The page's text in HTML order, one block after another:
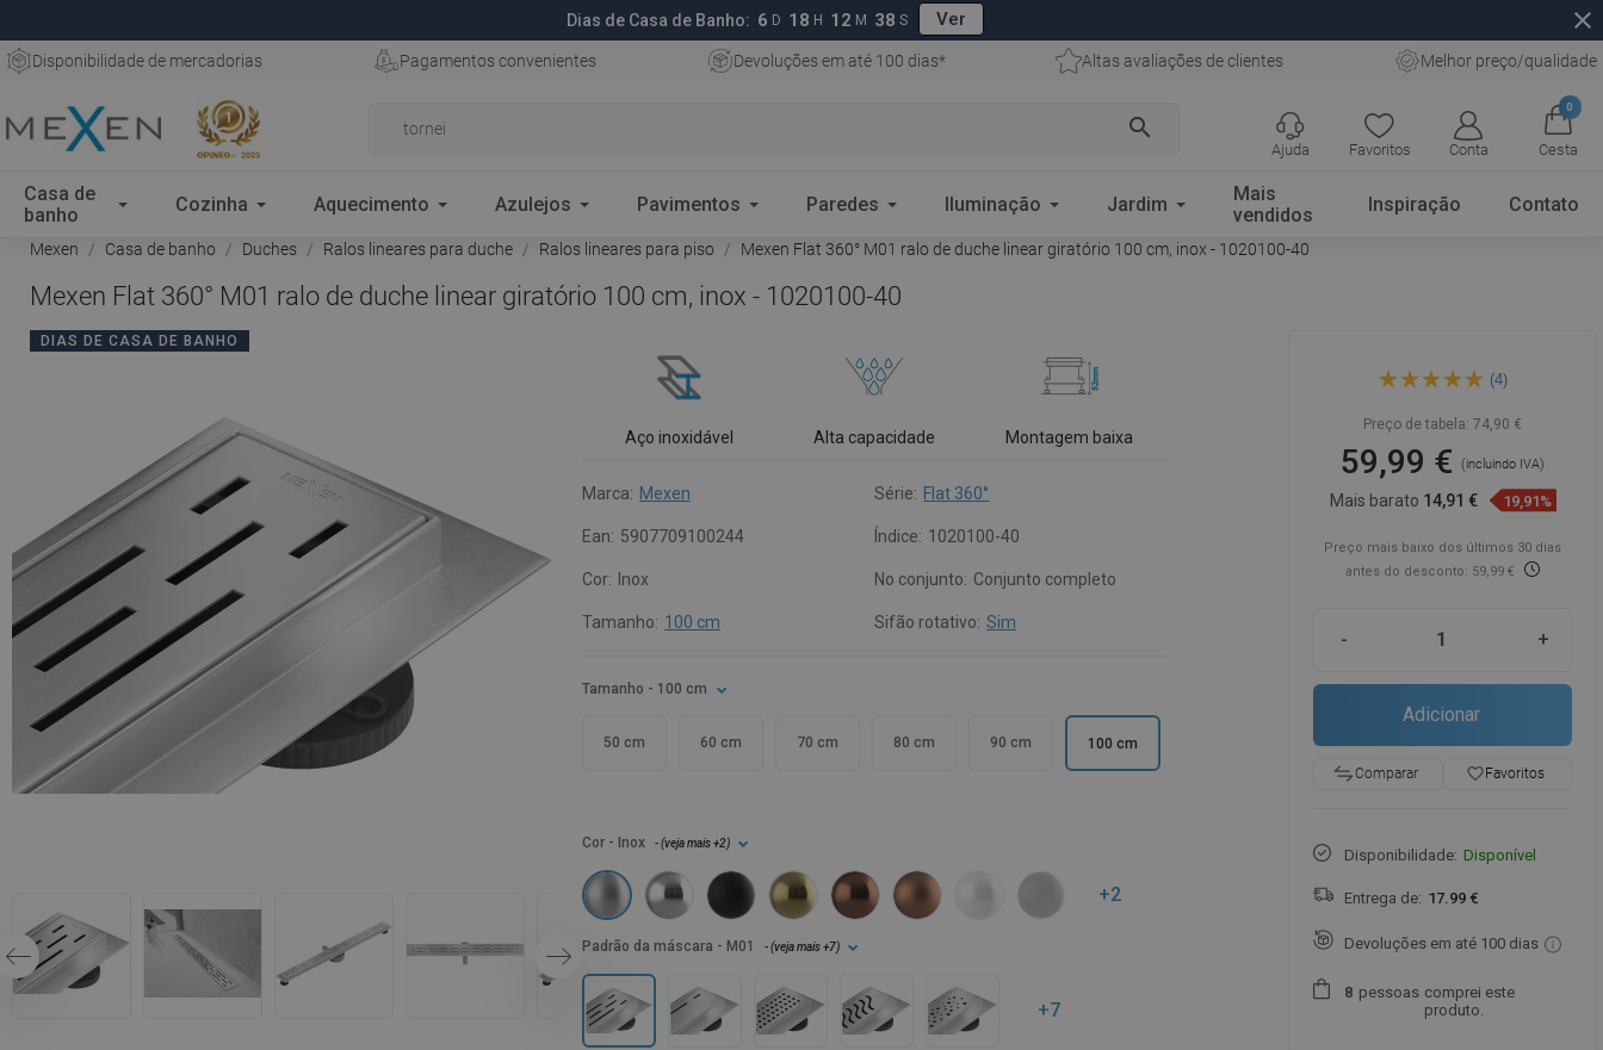
Dias de Casa de Banho: 6 D 18 H 12 M 37 S Ver close
Disponibilidade de mercadorias Pagamentos convenientes Devoluções em até 100 dias* Altas avaliações de clientes Melhor preço/qualidade
search
Favoritos Conta
0
Cesta
Ajuda
Casa de
banho
Cozinha Aquecimento Azulejos Pavimentos Paredes Iluminação Jardim
Mais
vendidos
Inspiração Contato
Mexen Casa de banho Duches Ralos lineares para duche Ralos lineares para piso Mexen Flat 360° M01 ralo de duche linear giratório 100 cm, inox - 1020100-40
Mexen Flat 360° M01 ralo de duche linear giratório 100 cm, inox - 1020100-40
DIAS DE CASA DE BANHO
Aço inoxidável Alta capacidade Montagem baixa
Marca: Mexen Série: Flat 360°
Ean: 5907709100244 Índice: 1020100-40
Cor: Inox No conjunto: Conjunto completo
Tamanho: 100 cm Sifão rotativo: Sim
Tamanho - 100 cm
50 cm 60 cm 70 cm 80 cm 90 cm 100 cm
Cor - Inox - (veja mais+2)
+2
Padrão da máscara - M01 - (veja mais+7)
+7
duche linear giratório 100 cm,
(4)
Preço de tabela: 74,90 €
59,99 €(incluindo IVA)
Mais barato 14,91 € 19,91%
Preço mais baixo dos últimos 30 dias
antes do desconto: 59,99 €
- +
Adicionar
Comparar favorite_borderFavoritos
Disponibilidade: Disponível
Entrega de: 17.99 €
Devoluções em até 100 dias
8 pessoas comprei este
produto.